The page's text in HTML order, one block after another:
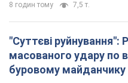
8 годин тому 7,5 т.
"Суттєві руйнування":
масованого удару по
буровому